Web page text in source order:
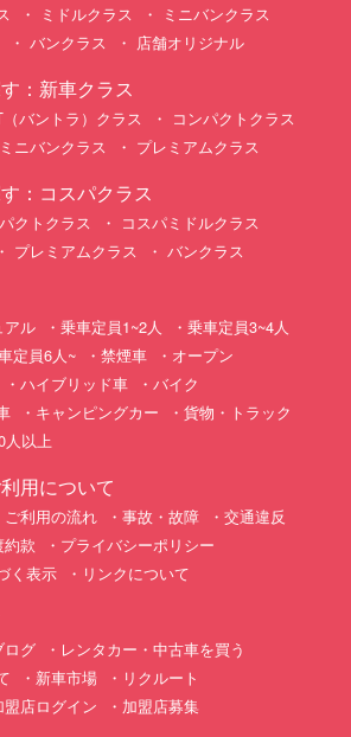
ミドルクラス
ミニバンクラス
バンクラス 店舗オリジナル
：新車クラス
バントラ）クラス
コンパクトクラス
ミニバンクラス プレミアムクラス
：コスパクラス
クトクラス
コスパミドルクラス
プレミアムクラス バンクラス
アル 乗車定員1~2人
乗車定員3~4人
定員6人~ 禁煙車
オープン
ハイブリッド車
バイク
キャンピングカー
貨物・トラック
人以上
用について
ご利用の流れ 事故・故障
交通違反
約款
プライバシーポリシー
く表示
リンクについて
ログ
レンタカー・中古車を買う
新車市場
リクルート
盟店ログイン 加盟店募集